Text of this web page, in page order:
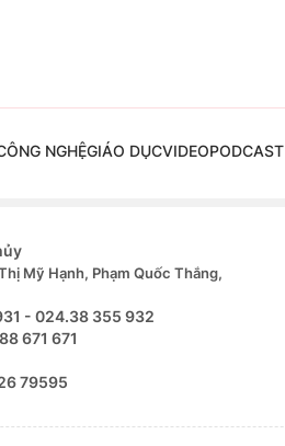
NGHỆGIÁO DỤCVIDEOPODCAST
Mỹ Hạnh, Phạm Quốc Thắng,
- 024.38 355 932
671 671
79595